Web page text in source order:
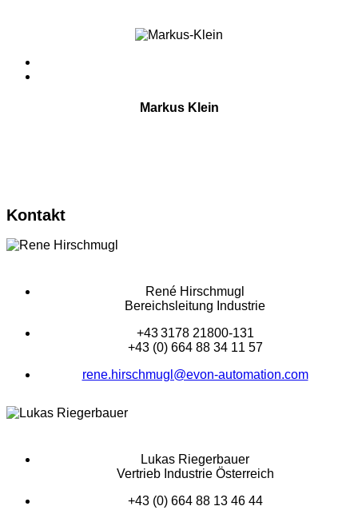
Markus Klein
Kontakt
René Hirschmugl
Bereichsleitung Industrie
+43 3178 21800-131
+43 (0) 664 88 34 11 57
rene.hirschmugl@evon-automation.com
Lukas Riegerbauer
Vertrieb Industrie Österreich
+43 (0) 664 88 13 46 44